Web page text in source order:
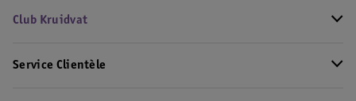
Club Kruidvat
Service Clientèle